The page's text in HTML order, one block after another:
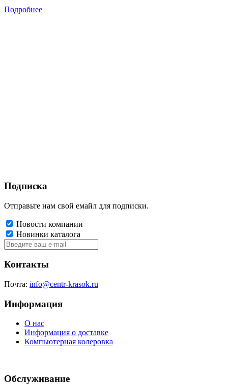
Подробнее
Подписка
Отправьте нам свой емайл для подписки.
Новости компании
Новинки каталога
Контакты
Почта: info@centr-krasok.ru
Информация
О нас
Информация о доставке
Компьютерная колеровка
Обслуживание